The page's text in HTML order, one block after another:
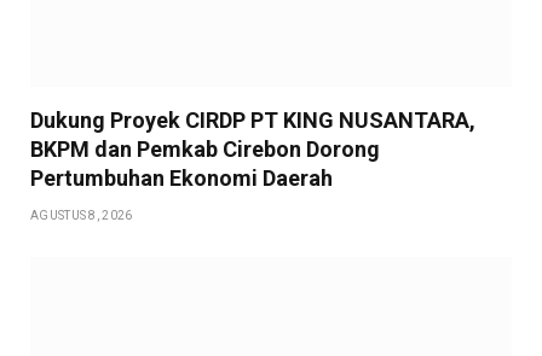
Dukung Proyek CIRDP PT KING NUSANTARA,
BKPM dan Pemkab Cirebon Dorong
Pertumbuhan Ekonomi Daerah
AGUSTUS 8, 2026